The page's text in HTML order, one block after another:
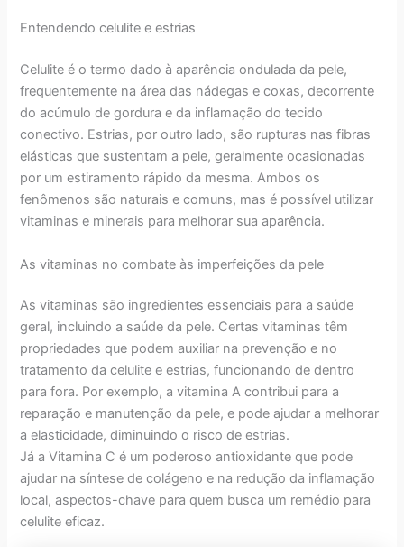
Entendendo celulite e estrias
Celulite é o termo dado à aparência ondulada da pele,
frequentemente na área das nádegas e coxas, decorrente
do acúmulo de gordura e da inflamação do tecido
conectivo. Estrias, por outro lado, são rupturas nas fibras
elásticas que sustentam a pele, geralmente ocasionadas
por um estiramento rápido da mesma. Ambos os
fenômenos são naturais e comuns, mas é possível utilizar
vitaminas e minerais para melhorar sua aparência.
As vitaminas no combate às imperfeições da pele
As vitaminas são ingredientes essenciais para a saúde
geral, incluindo a saúde da pele. Certas vitaminas têm
propriedades que podem auxiliar na prevenção e no
tratamento da celulite e estrias, funcionando de dentro
para fora. Por exemplo, a vitamina A contribui para a
reparação e manutenção da pele, e pode ajudar a melhorar
a elasticidade, diminuindo o risco de estrias.
Já a Vitamina C é um poderoso antioxidante que pode
ajudar na síntese de colágeno e na redução da inflamação
local, aspectos-chave para quem busca um remédio para
celulite eficaz.